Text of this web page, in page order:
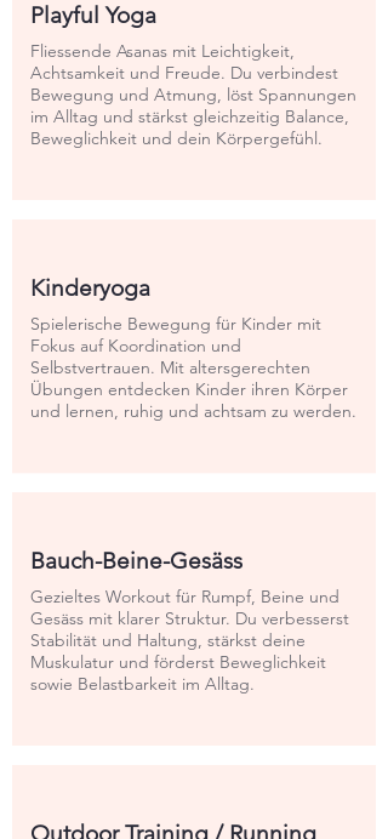
Playful Yoga
Fliessende Asanas mit Leichtigkeit,
Achtsamkeit und Freude. Du verbindest
Bewegung und Atmung, löst Spannungen
im Alltag und stärkst gleichzeitig Balance,
Beweglichkeit und dein Körpergefühl.
Kinderyoga
Spielerische Bewegung für Kinder mit
Fokus auf Koordination und
Selbstvertrauen. Mit altersgerechten
Übungen entdecken Kinder ihren Körper
und lernen, ruhig und achtsam zu werden.
Bauch-Beine-Gesäss
Gezieltes Workout für Rumpf, Beine und
Gesäss mit klarer Struktur. Du verbesserst
Stabilität und Haltung, stärkst deine
Muskulatur und förderst Beweglichkeit
sowie Belastbarkeit im Alltag.